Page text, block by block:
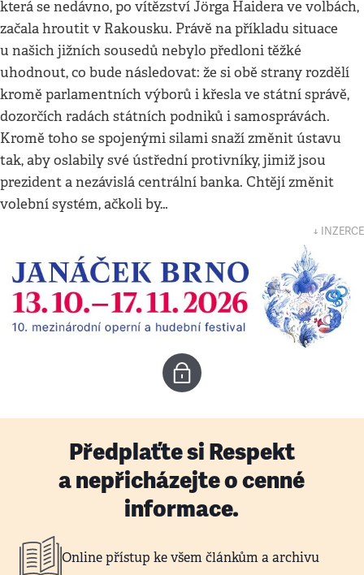
která se nedávno, po vítězství Jörga Haidera ve volbách,
začala hroutit v Rakousku. Právě na příkladu situace
u našich jižních sousedů nebylo předloni těžké
uhodnout, co bude následovat: že si obě strany rozdělí
kromě parlamentních výborů i křesla ve státní správě,
dozorčích radách státních podniků i samosprávách.
Kromě toho se spojenými silami snaží změnit ústavu
tak, aby oslabily své ústřední protivníky, jimiž jsou
prezident a nezávislá centrální banka. Chtějí změnit
volební systém, ačkoli by…
↓ INZERCE
Předplaťte si Respekt
a nepřicházejte o cenné
informace.
Online přístup ke všem článkům a archivu